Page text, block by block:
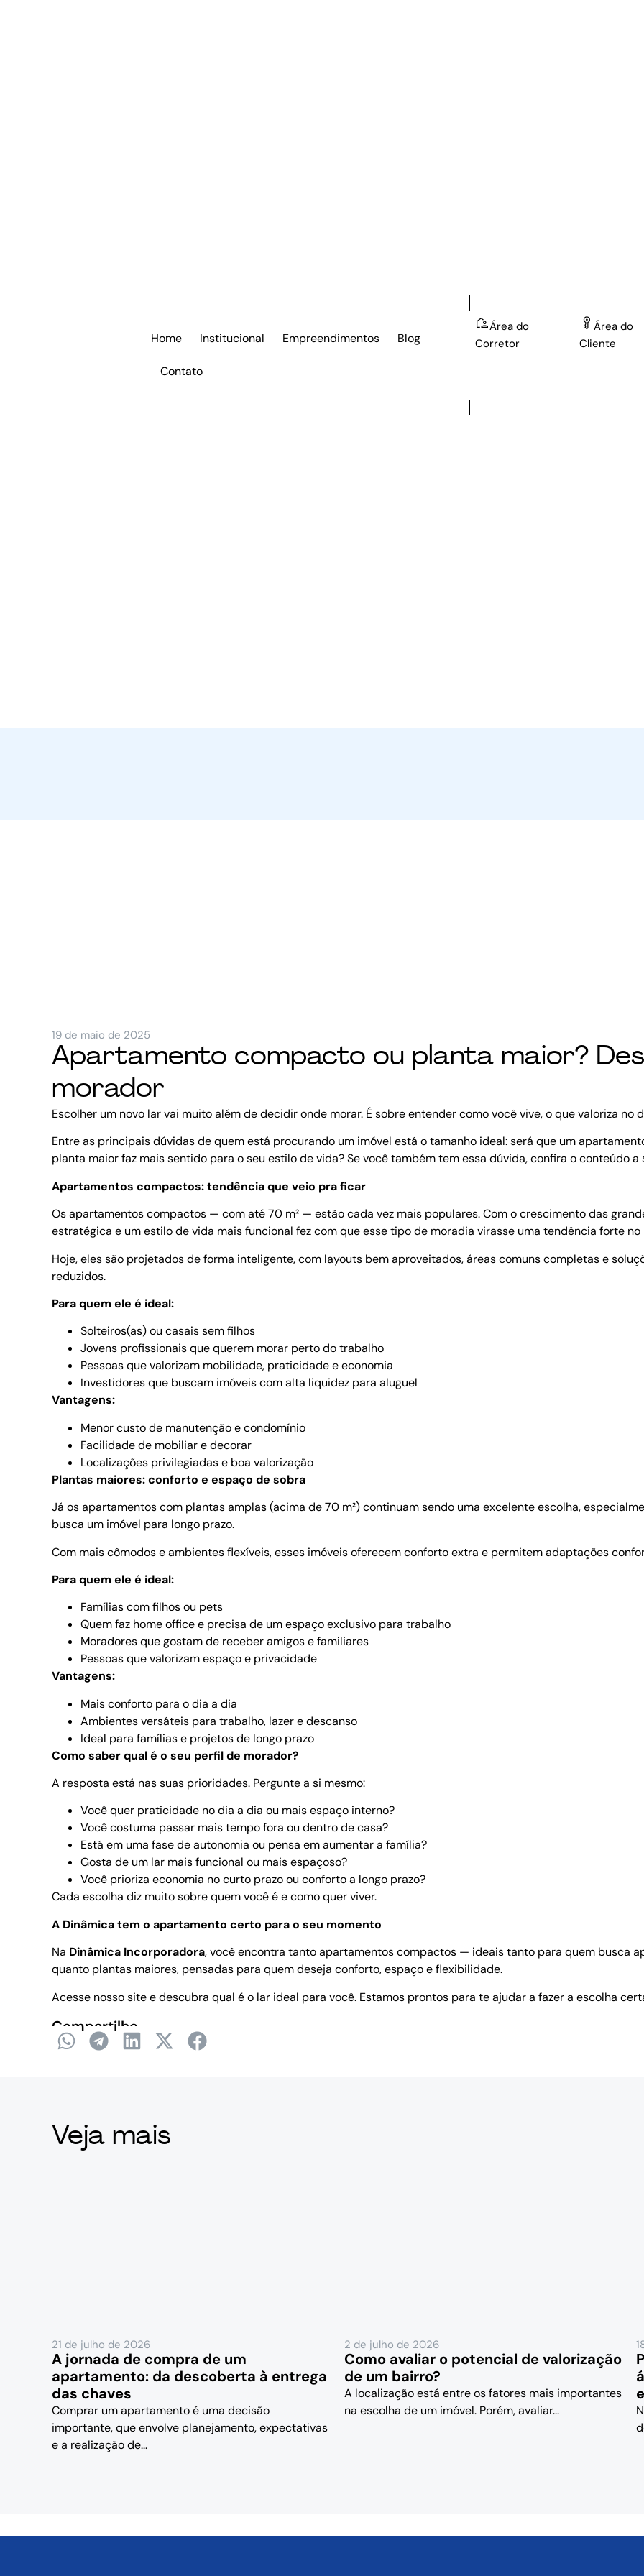
Home Institucional Empreendimentos Blog
Contato
Área do
Corretor
Área do
Cliente
19 de maio de 2025
Apartamento compacto ou planta maior?
morador
Escolher um novo lar vai muito além de decidir onde morar. É sobre entender como você vive, o que valoriza no
Entre as principais dúvidas de quem está procurando um imóvel está o tamanho ideal: será que um
planta maior faz mais sentido para o seu estilo de vida? Se você também tem essa dúvida, confira o conteúdo a
Apartamentos compactos: tendência que veio pra ficar
Os apartamentos compactos — com até 70 m² — estão cada vez mais populares. Com o crescimento das
estratégica e um estilo de vida mais funcional fez com que esse tipo de moradia virasse uma tendência forte
Hoje, eles são projetados de forma inteligente, com layouts bem aproveitados, áreas comuns completas e
reduzidos.
Para quem ele é ideal:
Solteiros(as) ou casais sem filhos
Jovens profissionais que querem morar perto do trabalho
Pessoas que valorizam mobilidade, praticidade e economia
Investidores que buscam imóveis com alta liquidez para aluguel
Vantagens:
Menor custo de manutenção e condomínio
Facilidade de mobiliar e decorar
Localizações privilegiadas e boa valorização
Plantas maiores: conforto e espaço de sobra
Já os apartamentos com plantas amplas (acima de 70 m²) continuam sendo uma excelente escolha,
busca um imóvel para longo prazo.
Com mais cômodos e ambientes flexíveis, esses imóveis oferecem conforto extra e permitem adaptações
Para quem ele é ideal:
Famílias com filhos ou pets
Quem faz home office e precisa de um espaço exclusivo para trabalho
Moradores que gostam de receber amigos e familiares
Pessoas que valorizam espaço e privacidade
Vantagens:
Mais conforto para o dia a dia
Ambientes versáteis para trabalho, lazer e descanso
Ideal para famílias e projetos de longo prazo
Como saber qual é o seu perfil de morador?
A resposta está nas suas prioridades. Pergunte a si mesmo:
Você quer praticidade no dia a dia ou mais espaço interno?
Você costuma passar mais tempo fora ou dentro de casa?
Está em uma fase de autonomia ou pensa em aumentar a família?
Gosta de um lar mais funcional ou mais espaçoso?
Você prioriza economia no curto prazo ou conforto a longo prazo?
Cada escolha diz muito sobre quem você é e como quer viver.
A Dinâmica tem o apartamento certo para o seu momento
Na Dinâmica Incorporadora, você encontra tanto apartamentos compactos — ideais tanto para quem busca
quanto plantas maiores, pensadas para quem deseja conforto, espaço e flexibilidade.
Acesse nosso site e descubra qual é o lar ideal para você. Estamos prontos para te ajudar a fazer a escolha
Compartilhe
Veja mais
21 de julho de 2026
A jornada de compra de um
apartamento: da descoberta à entrega
das chaves
Comprar um apartamento é uma decisão
importante, que envolve planejamento, expectativas
e a realização de...
2 de julho de 2026
Como avaliar o potencial de valorização
de um bairro?
A localização está entre os fatores mais importantes
na escolha de um imóvel. Porém, avaliar...